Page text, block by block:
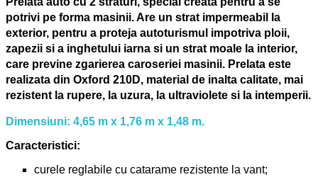
potrivi pe forma masinii. Are un strat impermeabil la
exterior, pentru a proteja autoturismul impotriva ploii,
zapezii si a inghetului iarna si un strat moale la interior,
care previne zgarierea caroseriei masinii. Prelata este
realizata din Oxford 210D, material de inalta calitate, mai
rezistent la rupere, la uzura, la ultraviolete si la intemperii.
Dimensiuni: 4,65 m x 1,76 m x 1,48 m.
Caracteristici:
curele reglabile cu catarame rezistente la vant;